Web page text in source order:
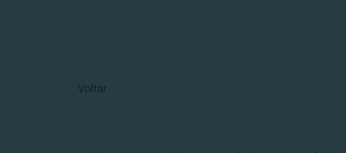
Voltar